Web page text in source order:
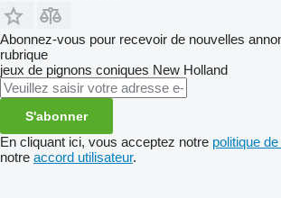
Abonnez-vous pour recevoir de nouvelles
rubrique
jeux de pignons coniques New Holland
S'abonner
En cliquant ici, vous acceptez notre politique
notre accord utilisateur.